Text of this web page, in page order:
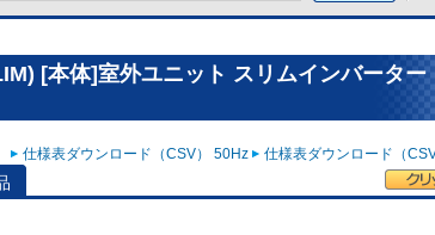
[本体]室外ユニット スリムインバーター
仕様表ダウンロード（CSV） 50Hz 仕様表ダウンロード（